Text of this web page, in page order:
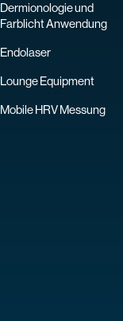
Dermionologie und
Farblicht Anwendung
Endolaser
Lounge Equipment
Mobile HRV Messung